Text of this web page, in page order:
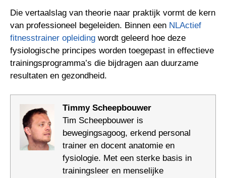
Die vertaalslag van theorie naar praktijk vormt de kern
van professioneel begeleiden. Binnen een NLActief
fitnesstrainer opleiding wordt geleerd hoe deze
fysiologische principes worden toegepast in effectieve
trainingsprogramma’s die bijdragen aan duurzame
resultaten en gezondheid.
Timmy Scheepbouwer
Tim Scheepbouwer is
bewegingsagoog, erkend personal
trainer en docent anatomie en
fysiologie. Met een sterke basis in
trainingsleer en menselijke